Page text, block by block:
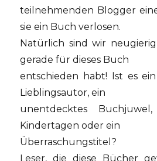
teilnehmenden Blogger
sie ein Buch verlosen.
Natürlich sind wir
gerade für dieses Buch
entschieden habt! Ist es
Lieblingsautor, ein
unentdecktes
Kindertagen oder ein
Überraschungstitel?
Leser, die diese Bücher